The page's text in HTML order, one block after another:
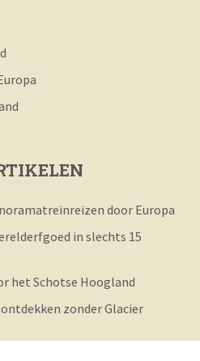
door Europa
in slechts 15
het Schotse Hoogland
zonder Glacier